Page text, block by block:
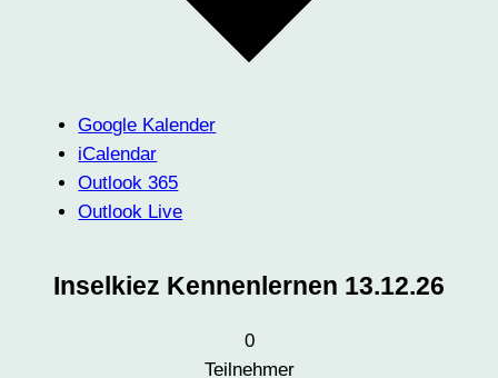
Google Kalender
iCalendar
Outlook 365
Outlook Live
Inselkiez Kennenlernen 13.12.26
0
Teilnehmer